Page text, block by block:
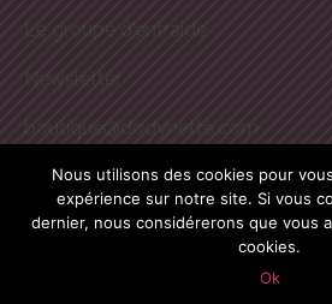
Le groupe d'entraide
Newsletter
boutique@dodynette.com
Site réalisé par CG-
Nous utilisons des cookies pour
expérience sur notre site. Si vous
dernier, nous considérerons que vous
cookies.
Ok